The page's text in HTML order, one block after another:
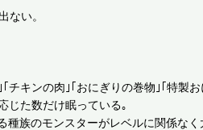
出ない。
キンの肉｣｢おにぎりの巻物｣｢特製
じた数だけ眠っている｡
族のモンスターがレベルに関係なく